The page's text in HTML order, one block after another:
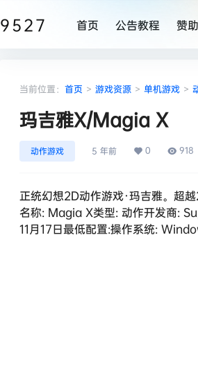
9527 首页 公告教程 赞
当前位置： 首页 > 游戏资源 > 单机游戏 >
玛吉雅X/Magia X
动作游戏 5 年前 0 918
正统幻想2D动作游戏·玛吉雅。超
名称: Magia X类型: 动作开发商:
11月17日最低配置:操作系统: